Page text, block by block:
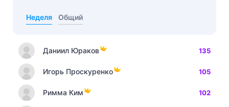
Неделя Общий
Даниил Юраков 135
Игорь Проскуренко 105
Римма Ким 102